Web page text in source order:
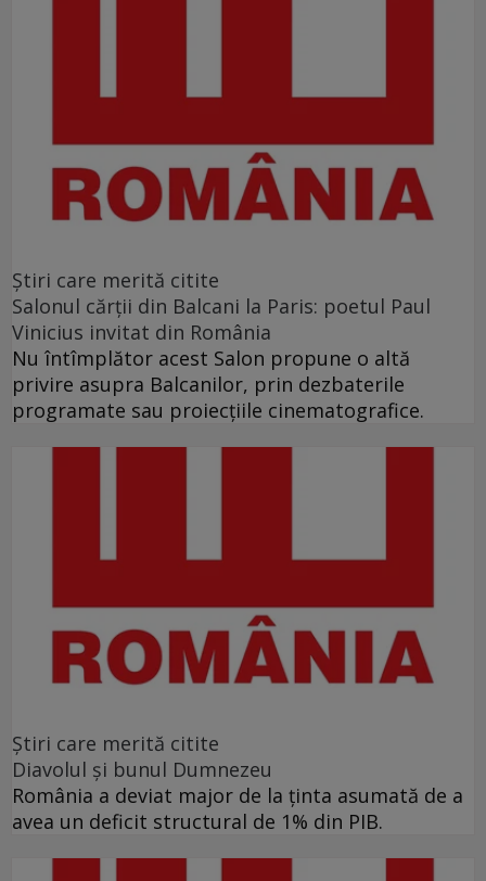
Ştiri care merită citite
Salonul cărţii din Balcani la Paris: poetul Paul
Vinicius invitat din România
Nu întîmplător acest Salon propune o altă
privire asupra Balcanilor, prin dezbaterile
programate sau proiecţiile cinematografice.
Ştiri care merită citite
Diavolul și bunul Dumnezeu
România a deviat major de la ținta asumată de a
avea un deficit structural de 1% din PIB.